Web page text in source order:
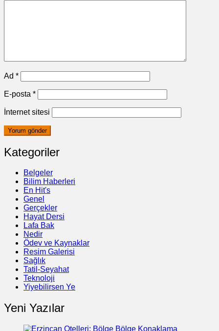
Ad *
E-posta *
İnternet sitesi
Kategoriler
Belgeler
Bilim Haberleri
En Hit's
Genel
Gerçekler
Hayat Dersi
Lafa Bak
Nedir
Ödev ve Kaynaklar
Resim Galerisi
Sağlık
Tatil-Seyahat
Teknoloji
Yiyebilirsen Ye
Yeni Yazılar